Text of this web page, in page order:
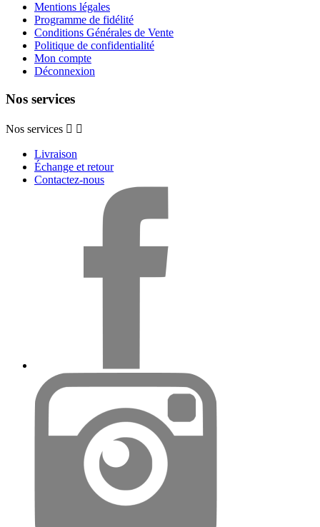
Mentions légales
Programme de fidélité
Conditions Générales de Vente
Politique de confidentialité
Mon compte
Déconnexion
Nos services
Nos services  
Livraison
Échange et retour
Contactez-nous